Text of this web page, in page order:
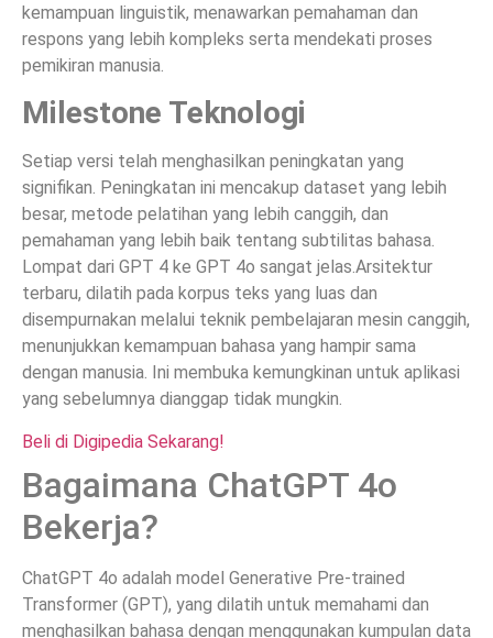
kemampuan linguistik, menawarkan pemahaman dan
respons yang lebih kompleks serta mendekati proses
pemikiran manusia.
Milestone Teknologi
Setiap versi telah menghasilkan peningkatan yang
signifikan. Peningkatan ini mencakup dataset yang lebih
besar, metode pelatihan yang lebih canggih, dan
pemahaman yang lebih baik tentang subtilitas bahasa.
Lompat dari GPT 4 ke GPT 4o sangat jelas.Arsitektur
terbaru, dilatih pada korpus teks yang luas dan
disempurnakan melalui teknik pembelajaran mesin canggih,
menunjukkan kemampuan bahasa yang hampir sama
dengan manusia. Ini membuka kemungkinan untuk aplikasi
yang sebelumnya dianggap tidak mungkin.
Beli di Digipedia Sekarang!
Bagaimana ChatGPT 4o
Bekerja?
ChatGPT 4o adalah model Generative Pre-trained
Transformer (GPT), yang dilatih untuk memahami dan
menghasilkan bahasa dengan menggunakan kumpulan data